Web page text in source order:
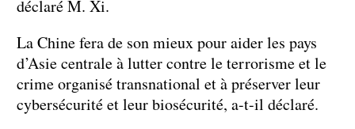
déclaré M. Xi.
La Chine fera de son mieux pour aider les pays
d’Asie centrale à lutter contre le terrorisme et le
crime organisé transnational et à préserver leur
cybersécurité et leur biosécurité, a-t-il déclaré.